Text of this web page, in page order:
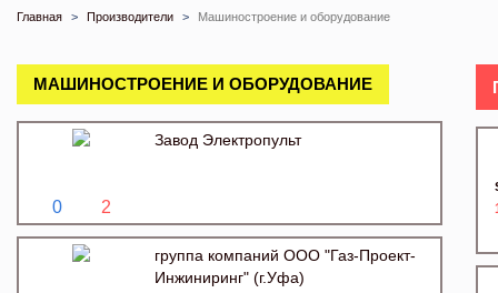
Главная Производители Машиностроение и оборудование
МАШИНОСТРОЕНИЕ И ОБОРУДОВАНИЕ
0 2
Завод Электропульт
группа компаний ООО "Газ-Проект-
Инжиниринг" (г.Уфа)